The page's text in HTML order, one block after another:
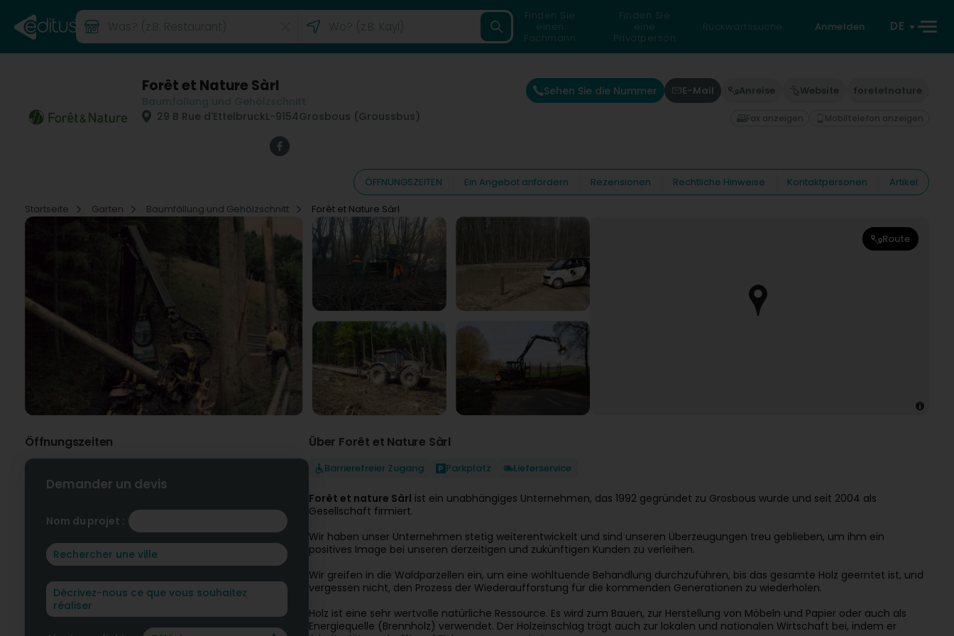
Finden Sie
einen
Fachmann
Finden Sie
eine
Privatperson
Rückwärtssuche Anmelden DE
Forêt et Nature Sàrl
29 B Rue d'EttelbruckL-9154Grosbous (Groussbus)
Sehen Sie die Nummer E-Mail Anreise Website foretetnature
Fax anzeigen Mobiltelefon anzeigen
ÖFFNUNGSZEITEN Ein Angebot anfordern Rezensionen Rechtliche Hinweise Kontaktpersonen
Artikel
Startseite
Garten Baumfällung und Gehölzschnitt Forêt et Nature Sàrl
Route
Öffnungszeiten
Demander un devis
Nom du projet :
Über Forêt et Nature Sàrl
Barrierefreier Zugang Parkplatz Lieferservice
Forêt et nature Sàrl ist ein unabhängiges Unternehmen, das 1992 gegründet zu Grosbous wurde und seit 2004 als
Gesellschaft firmiert.
Wir haben unser Unternehmen stetig weiterentwickelt und sind unseren Überzeugungen treu geblieben, um ihm ein
positives Image bei unseren derzeitigen und zukünftigen Kunden zu verleihen.
Wir greifen in die Waldparzellen ein, um eine wohltuende Behandlung durchzuführen, bis das gesamte Holz geerntet ist, und
vergessen nicht, den Prozess der Wiederaufforstung für die kommenden Generationen zu wiederholen.
Holz ist eine sehr wertvolle natürliche Ressource. Es wird zum Bauen, zur Herstellung von Möbeln und Papier oder auch als
Energiequelle (Brennholz) verwendet. Der Holzeinschlag trägt auch zur lokalen und nationalen Wirtschaft bei, indem er